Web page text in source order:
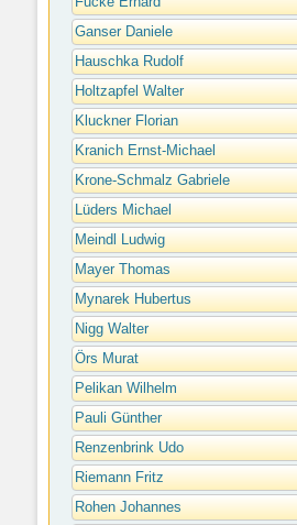
Ganser Daniele
Hauschka Rudolf
Holtzapfel Walter
Kluckner Florian
Kranich Ernst-Michael
Krone-Schmalz Gabriele
Lüders Michael
Meindl Ludwig
Mayer Thomas
Mynarek Hubertus
Nigg Walter
Örs Murat
Pelikan Wilhelm
Pauli Günther
Renzenbrink Udo
Riemann Fritz
Rohen Johannes